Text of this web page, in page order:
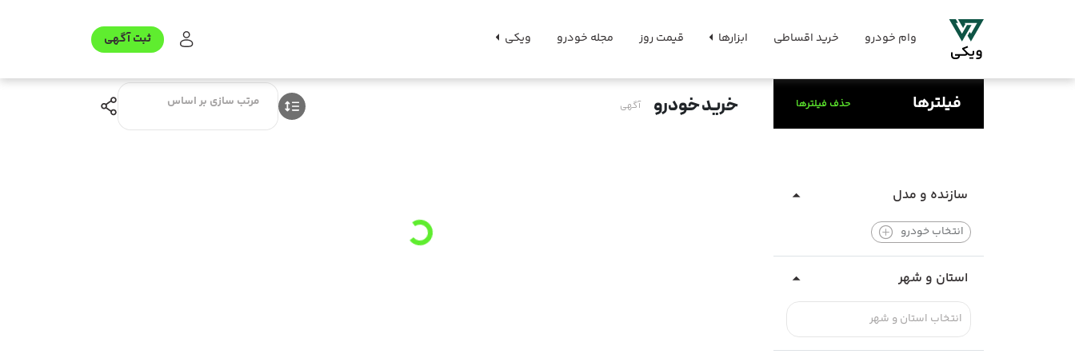
وام خودرو خرید اقساطی ابزارها قیمت روز مجله خودرو ویکی ثبت آگهی
فیلترها حذف فیلترها
سازنده و مدل
انتخاب خودرو
استان و شهر
انتخاب استان و شهر
خرید خودرو آگهی مرتب سازی بر اساس
Loading
...